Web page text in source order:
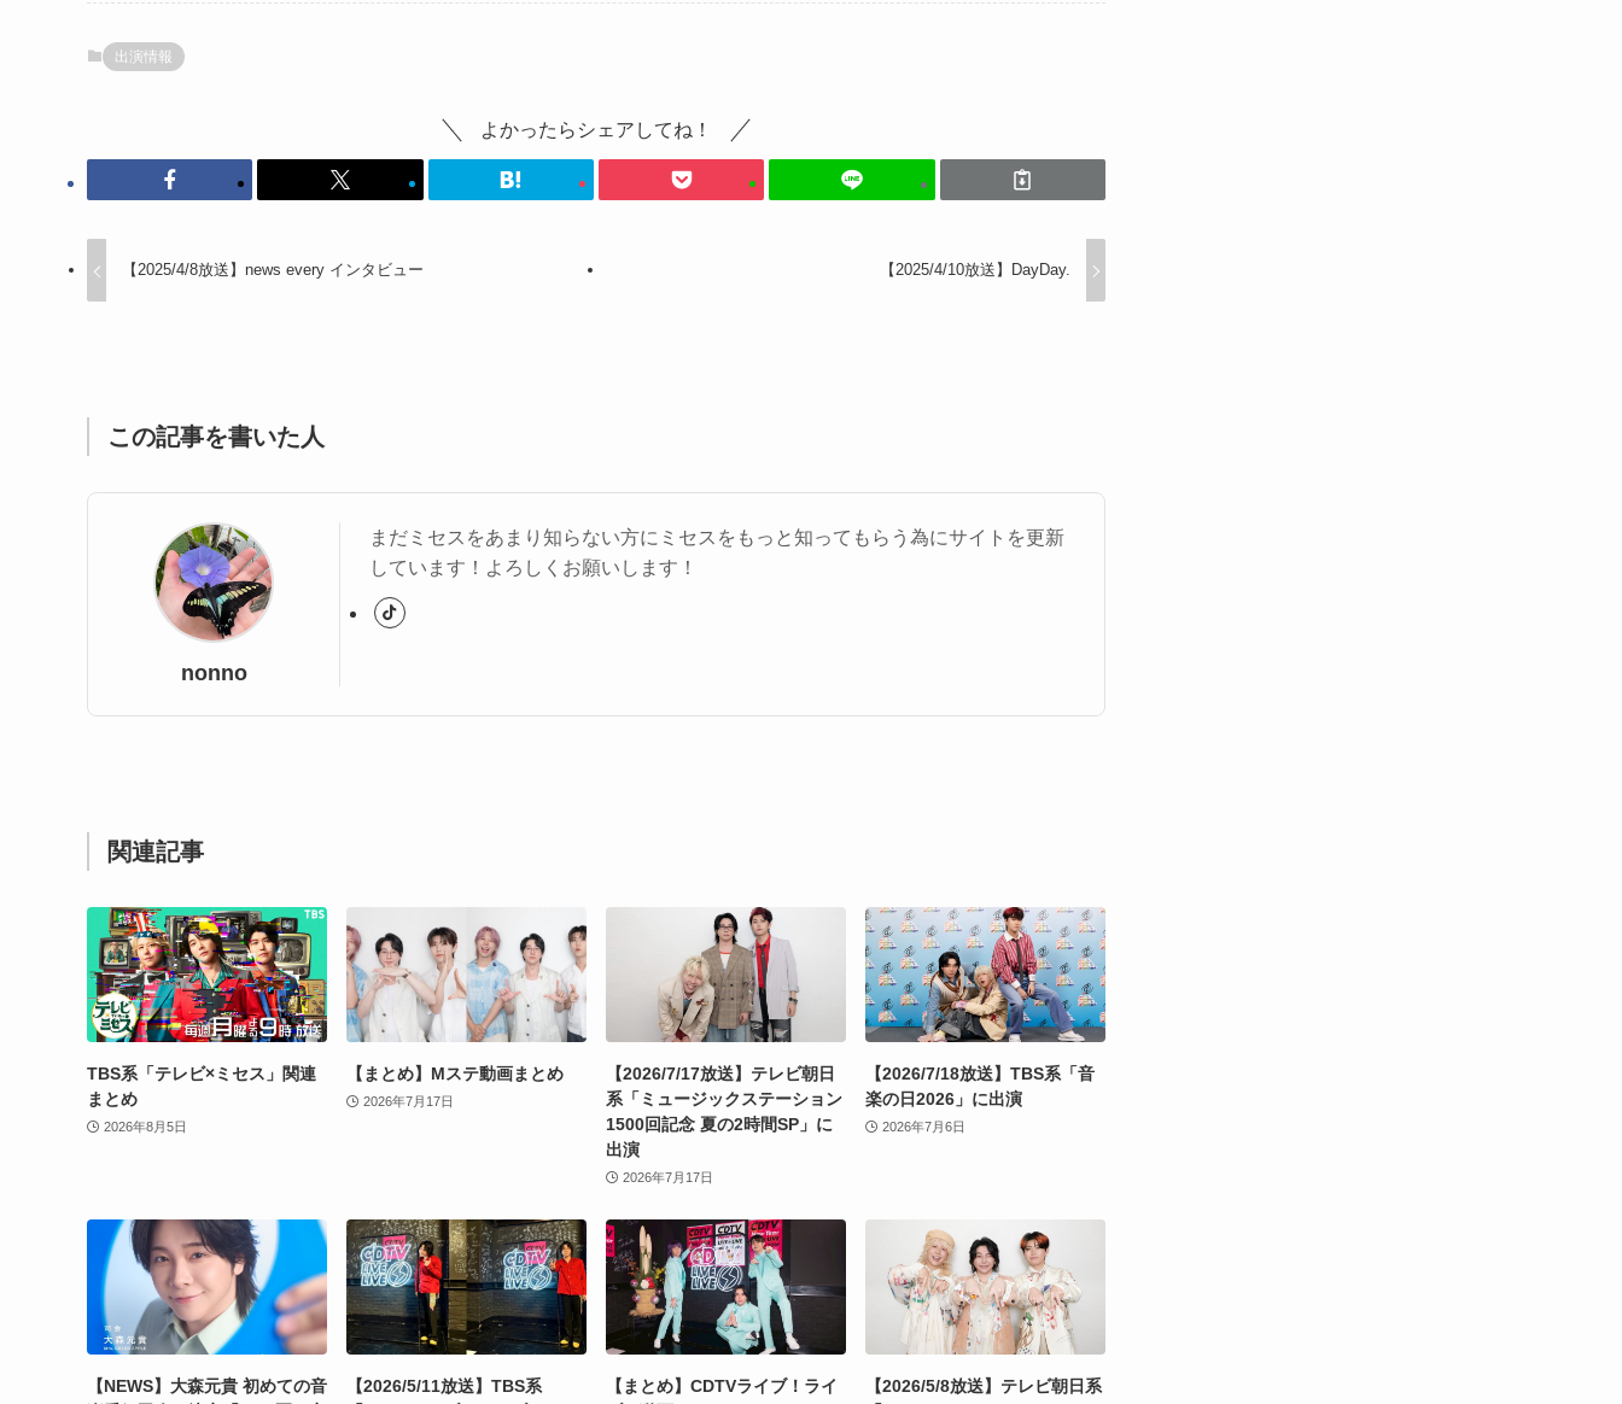
出演情報
よかったらシェアしてね！
【2025/4/8放送】news every インタビュー 【2025/4/10放送】DayDay.
この記事を書いた人
nonno
まだミセスをあまり知らない方にミセスをもっと知ってもらう為にサイトを更新
しています！よろしくお願いします！
関連記事
TBS系「テレビ×ミセス」関連
まとめ
2026年8月5日
【まとめ】Mステ動画まとめ
2026年7月17日
【2026/7/17放送】テレビ朝日
系「ミュージックステーション
1500回記念 夏の2時間SP」に
出演
2026年7月17日
【2026/7/18放送】TBS系「音
楽の日2026」に出演
2026年7月6日
【NEWS】大森元貴 初めての音
【2026/5/11放送】TBS系
【まとめ】CDTVライブ！ライ
【2026/5/8放送】テレビ朝日系